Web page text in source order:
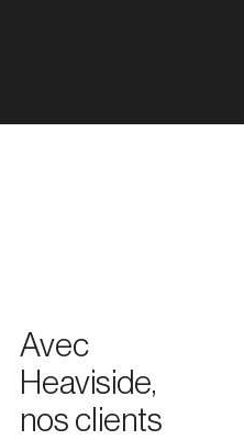
Avec
Heaviside,
nos clients